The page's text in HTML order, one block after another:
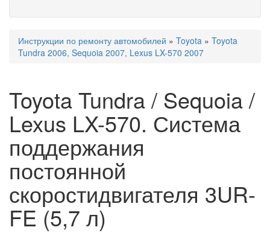
Вы здесь
Инструкции по ремонту автомобилей » Toyota » Toyota
Tundra 2006, Sequoia 2007, Lexus LX-570 2007
Toyota Tundra / Sequoia /
Lexus LX-570. Система
поддержания
постоянной
скоростидвигателя 3UR-
FE (5,7 л)